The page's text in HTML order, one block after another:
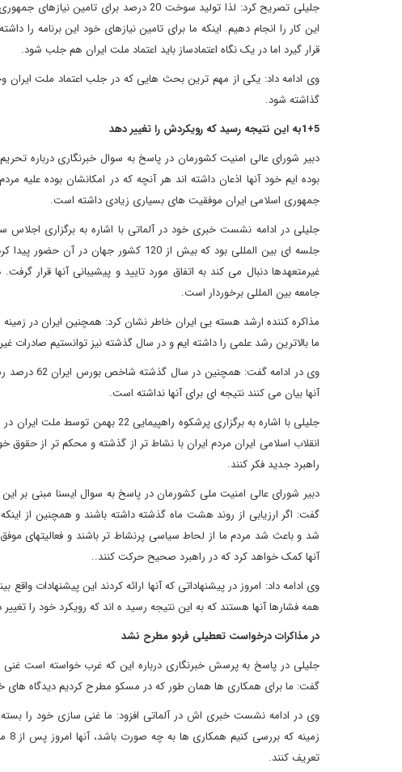
جلیلی تصریح کرد: لذا تولید سوخت 20
این کار را انجام دهیم. اینکه ما برای تامین نیازهای خود این برنامه را
قرار گیرد اما در یک نگاه اعتمادساز باید اعتماد ملت ایران هم جلب شود.
وی ادامه داد: یکی از مهم ترین بحث هایی که در جلب اعتماد ملت ایران
گذاشته شود.
1+5به این نتیجه رسید که رویکردش را تغییر دهد
دبیر شورای عالی امنیت کشورمان در پاسخ به سوال خبرنگاری درباره
بوده ایم خود آنها اذعان داشته اند هر آنچه که در امکانشان بوده علیه
جمهوری اسلامی ایران موفقیت های بسیاری زیادی داشته است.
جلیلی در ادامه نشست خبری خود در آلماتی با اشاره به برگزاری اجلاس
جلسه ای بین المللی بود که بیش از 120
غیرمتعهدها دنبال می کند به اتفاق مورد تایید و پیشیبانی آنها قرار
جامعه بین المللی برخوردار است.
ما بالاترین رشد علمی را داشته ایم و در سال گذشته نیز توانستیم صادرات
وی در
آنها بیان می کنند نتیجه ای برای آنها نداشته است.
انقلاب اسلامی ایران مردم ایران با نشاط تر از گذشته و محکم تر از
راهبرد جدید فکر کنند.
دبیر شورای عالی امنیت ملی کشورمان در پاسخ به سوال ایسنا مبنی بر
گفت: اگر ارزیابی از روند هشت ماه گذشته داشته باشند و همچنین از
شد و باعث شد مردم ما از لحاط سیاسی پرنشاط تر باشند و فعالیتهای موفق
آنها کمک خواهد کرد که در راهبرد صحیح حرکت کنند..
وی ادامه داد: امروز در پیشنهاداتی که آنها ارائه کردند این پیشنهادات
همه فشارها آنها هستند که به این نتیجه رسید ه اند که رویکرد خود را
در مذاکرات درخواست تعطیلی فردو مطرح نشد
جلیلی در پاسخ به پرسش خبرنگاری درباره این که غرب خواسته است
گفت: ما برای همکاری ها همان طور که در مسکو مطرح کردیم دیدگاه های
تعریف کنند.